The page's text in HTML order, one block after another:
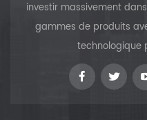
investir massivement
gammes de produits
technologique